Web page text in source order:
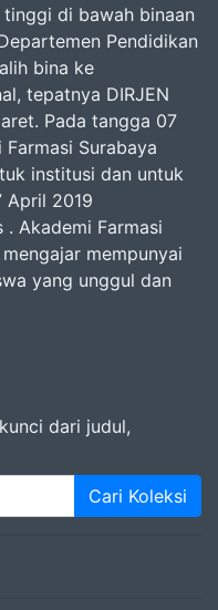
di bawah binaan
Pendidikan
bina ke
tepatnya DIRJEN
Pada tangga 07
Surabaya
institusi dan untuk
April 2019
. Akademi Farmasi
mempunyai
yang unggul dan
dari judul,
Cari Koleksi